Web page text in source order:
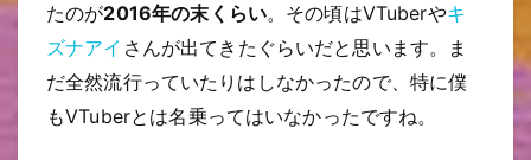
たのが2016年の末くらい。その頃はVTuberやキ
ズナアイ さんが出てきたぐらいだと思います。ま
だ全然流行っていたりはしなかったので、特に僕
もVTuberとは名乗ってはいなかったですね。